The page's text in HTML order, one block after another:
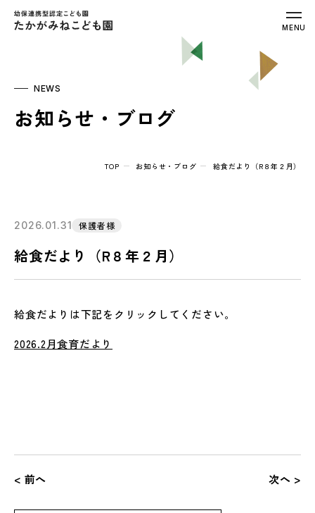
幼保連携型認定こども園 たかがみねこ
MENU
NEWS
お知らせ・ブログ
TOP お知らせ・ブログ 給食だより（R８年２月）
2026.01.31 保護者様
給食だより（R８年２月）
給食だよりは下記をクリックしてください。
2026.2月食育だより
< 前へ 次へ >